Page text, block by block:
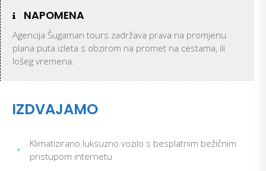
NAPOMENA
Agencija Šugaman tours zadržava prava na promjenu
plana puta izleta s obzirom na promet na cestama, ili
lošeg vremena.
IZDVAJAMO
•
Klimatizirano luksuzno vozilo s besplatnim bežičnim
pristupom internetu